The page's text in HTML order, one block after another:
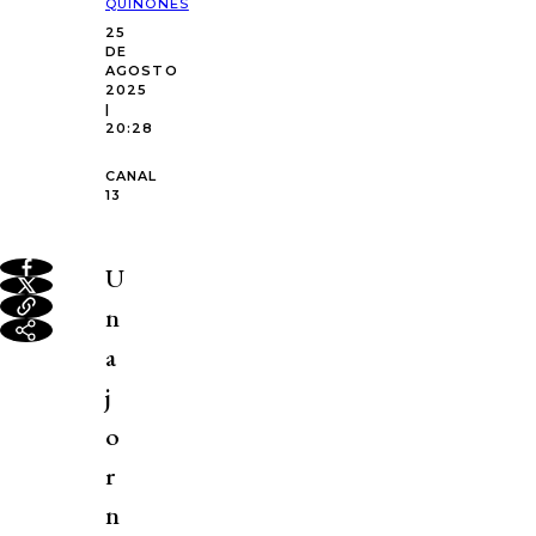
QUIÑONES
25
DE
AGOSTO
2025
|
20:28
CANAL
13
U
n
a
j
o
r
n